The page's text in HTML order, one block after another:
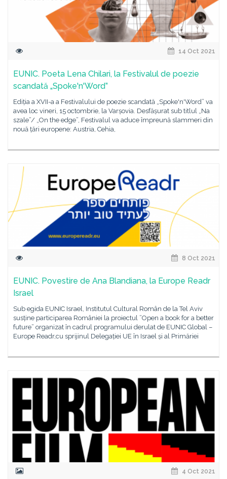
14 Oct 2021
EUNIC. Poeta Lena Chilari, la Festivalul de poezie
scandată „Spoke'n'Word”
Ediția a XVII-a a Festivalului de poezie scandată „Spoke'n'Word” va
avea loc vineri, 15 octombrie, la Varșovia. Desfășurat sub titlul „Na
szale”/ „On the edge”, Festivalul va aduce împreună slammeri din
nouă țări europene: Austria, Cehia,
8 Oct 2021
EUNIC. Povestire de Ana Blandiana, la Europe Readr
Israel
Sub egida EUNIC Israel, Institutul Cultural Român de la Tel Aviv
susține participarea României la proiectul ”Open a book for a better
future” organizat în cadrul programului derulat de EUNIC Global –
Europe Readr,cu sprijinul Delegației UE în Israel și al Primăriei
4 Oct 2021